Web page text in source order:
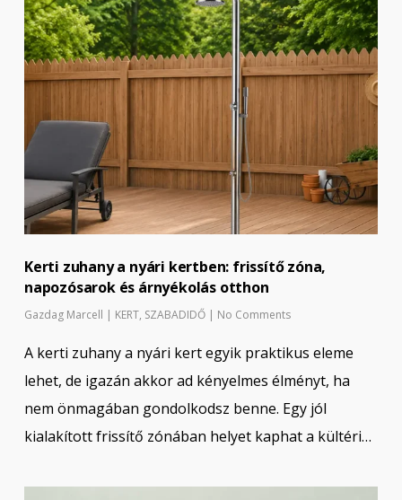
Kerti zuhany a nyári kertben: frissítő zóna,
napozósarok és árnyékolás otthon
Gazdag Marcell | KERT, SZABADIDŐ | No Comments
A kerti zuhany a nyári kert egyik praktikus eleme
lehet, de igazán akkor ad kényelmes élményt, ha
nem önmagában gondolkodsz benne. Egy jól
kialakított frissítő zónában helyet kaphat a kültéri…